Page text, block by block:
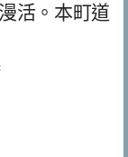
活。本町道